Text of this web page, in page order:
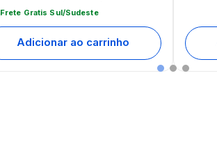
Frete Gratis Sul/Sudeste
Adicionar ao carrinho